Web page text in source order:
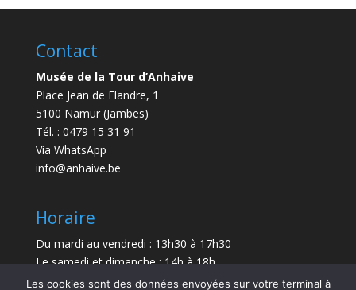
Contact
Musée de la Tour d’Anhaive
Place Jean de Flandre, 1
5100 Namur (Jambes)
Tél. : 0479 15 31 91
Via WhatsApp
info@anhaive.be
Horaire
Du mardi au vendredi : 13h30 à 17h30
Le samedi et dimanche : 14h à 18h
Les cookies sont des données envoyées sur votre terminal à